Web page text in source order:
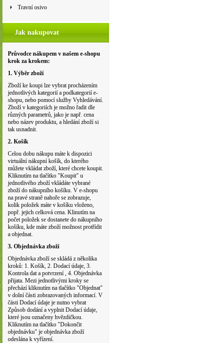
Travní osivo
Jak nakupovat
Průvodce nákupem v našem e-shopu
krok za krokem:
1. Výběr zboží
Zboží ke koupi lze vybrat procházením
jednotlivých kategorií a podkategorií e-
shopu, nebo pomocí služby Vyhledávání.
Zboží v kategoriích je možno řadit dle
různých parametrů, jako je např. cena
nebo název produktu, a hledání zboží si
tak usnadnit.
2. Košík
Celou dobu nákupu máte k dispozici
virtuální nákupní košík, do kterého
můžete vkládat zboží, které chcete koupit.
Kliknutím na tlačítko "Koupit" u
jednotlivého zboží vkládáte vybrané
zboží do nákupního košíku. V e-shopu
na pravé straně nahoře se zobrazuje,
kolik položek máte v košíku vloženo,
popř. jejich celková cena. Klinutím na
počet položek se dostanete do nákupního
košíku, kde máte zboží možnost protřídit
a objednat.
3. Objednávka zboží
Objednávka zboží se skládá z několika
kroků: 1. Košík, 2. Dodací údaje, 3.
Kontrola dat a potvrzení , 4. Objednávka
přijata. Mezi jednotlivými kroky se
přechází kliknutím na tlačítko "Objednat"
v dolní části zobrazovaných informací. V
části Dodací údaje je nutno vybrat
Způsob dodání a vyplnit Dodací údaje,
které jsou označeny hvězdičkou.
Kliknutím na tlačítko "Dokončit
objednávku" je objednávka zboží
odeslána k vyřízení.